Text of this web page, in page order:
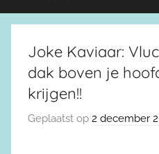
Joke Kaviaar:
dak boven je
krijgen!!
Geplaatst op 2 december